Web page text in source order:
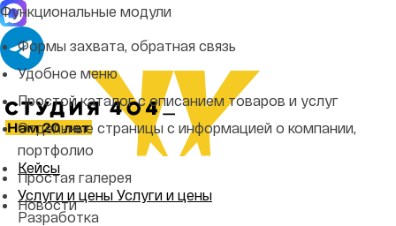
Кейсы
Услуги и цены Услуги и цены
Разработка
Функциональные модули
Формы захвата, обратная связь
Удобное меню
Простой каталог с описанием товаров и услуг
Отдельные страницы с информацией о компании,
портфолио
Простая галерея
Новости